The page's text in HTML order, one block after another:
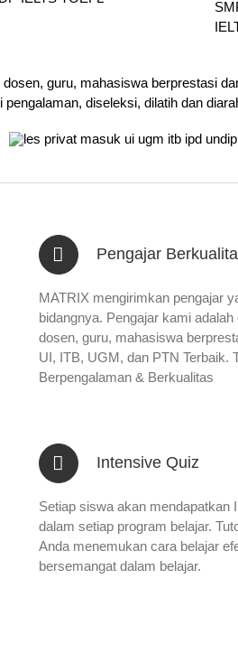
guru, mahasiswa berprestasi
diseleksi, dilatih dan
Pengajar
MATRIX mengirimkan pengajar
bidangnya. Pengajar kami
dosen, guru, mahasiswa
UI, ITB, UGM, dan PTN Terbaik.
Berpengalaman & Berkualitas
Intensive Quiz
Setiap siswa akan mendapatkan
dalam setiap program belajar.
Anda menemukan cara belajar
bersemangat dalam belajar.